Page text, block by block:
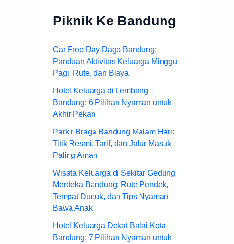
Piknik Ke Bandung
Car Free Day Dago Bandung:
Panduan Aktivitas Keluarga Minggu
Pagi, Rute, dan Biaya
Hotel Keluarga di Lembang
Bandung: 6 Pilihan Nyaman untuk
Akhir Pekan
Parkir Braga Bandung Malam Hari:
Titik Resmi, Tarif, dan Jalur Masuk
Paling Aman
Wisata Keluarga di Sekitar Gedung
Merdeka Bandung: Rute Pendek,
Tempat Duduk, dan Tips Nyaman
Bawa Anak
Hotel Keluarga Dekat Balai Kota
Bandung: 7 Pilihan Nyaman untuk